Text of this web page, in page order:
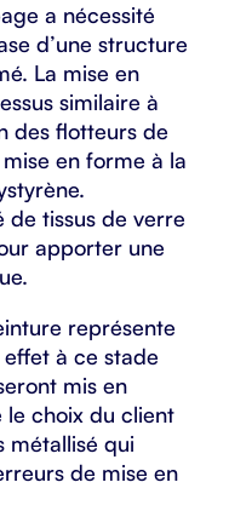
a nécessité
d’une structure
La mise en
similaire à
des flotteurs de
en forme à la
de tissus de verre
apporter une
représente
à ce stade
mis en
le choix du client
métallisé qui
de mise en